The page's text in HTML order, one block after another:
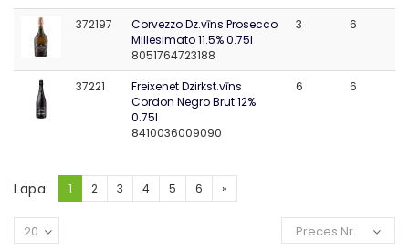
372197
Corvezzo Dz.vīns Prosecco
Millesimato 11.5% 0.75l
8051764723188
3 6
37221
Freixenet Dzirkst.vīns
Cordon Negro Brut 12%
0.75l
8410036009090
6 6
Lapa: 1 2 3 4 5 6 »
Preces Nr.
20